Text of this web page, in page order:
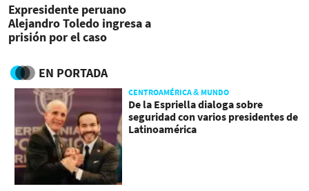
Expresidente peruano
Alejandro Toledo ingresa a
prisión por el caso
EN PORTADA
CENTROAMÉRICA & MUNDO
De la Espriella dialoga sobre
seguridad con varios presidentes de
Latinoamérica